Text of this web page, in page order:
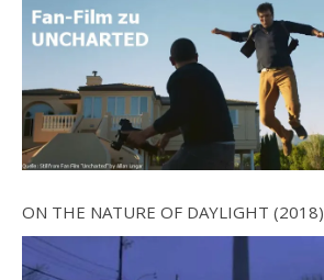
ON THE NATURE OF DAYLIGHT (2018)